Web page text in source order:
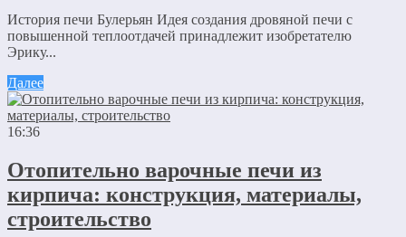
История печи Булерьян Идея создания дровяной печи с
повышенной теплоотдачей принадлежит изобретателю
Эрику...
Далее
16:36
Отопительно варочные печи из
кирпича: конструкция, материалы,
строительство